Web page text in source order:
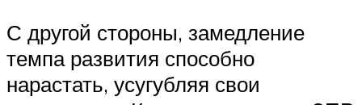
С другой стороны, замедление
темпа развития способно
нарастать, усугубляя свои